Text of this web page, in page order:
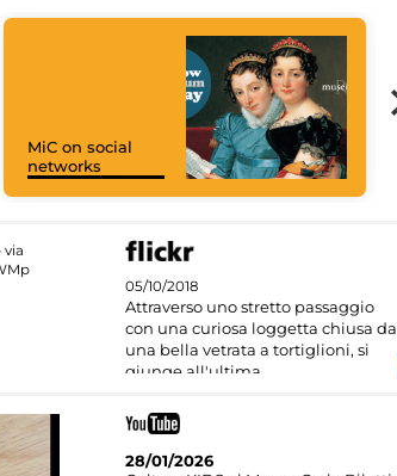
MiC on social
networks
05/10/2018
Attraverso uno stretto passaggio
con una curiosa loggetta chiusa da
una bella vetrata a tortiglioni, si
giunge all'ultima
28/01/2026